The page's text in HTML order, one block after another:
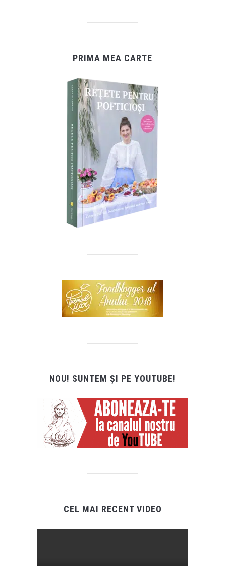
PRIMA MEA CARTE
NOU! SUNTEM ȘI PE YOUTUBE!
CEL MAI RECENT VIDEO